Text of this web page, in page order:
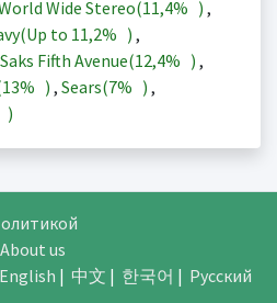
Wide Stereo(11,4% ) ,
to 11,2% ) ,
Saks Fifth Avenue(12,4% ) ,
13% ) , Sears(7% ) ,
)
About us
English | 中文 | 한국어 | Русский